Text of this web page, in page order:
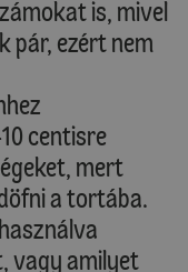
is, mivel
pár, ezért nem
centisre
mert
a tortába.
vagy amilyet